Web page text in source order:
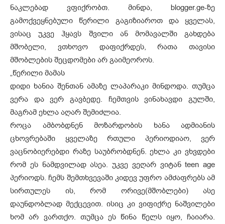
ნაკლებად ვფიქრობთ. მინდა, blogger.ge-ზე
გამოქვეყნებული წერილი გაგიზიაროთ და ყველას,
ვისაც უკვე ჰყავს შვილი ან მომავალში გახდება
მშობელი, ვთხოვო დაფიქრდეს, რათა თავისი
მშობლების შეცდომები არ გაიმეოროს.
„წერილი მამას
დიდი ხანია შენთან ამაზე ლაპარაკი მინდოდა. თუმცა
ვერა და ვერ გავბედე. ჩემთვის ვინახავდი გულში,
მაგრამ ეხლა აღარ შემიძლია.
როცა ამბობდნენ მოზარდობის ხანა ადმიანის
ცხოვრებაში ყველაზე რთული პერიოდიაო, ვერ
ვაცნობიერებდი რაზე საუბრობდნენ. ეხლა კი ვხვდები
რომ ეს ნამდვილად ასეა. უკვე ვეღარ ვიტან teen age
პერიოდს. ჩემს შემთხვევაში კიდევ უფრო ამძაფრებს ამ
სირთულეს ის, რომ ორივე(მშობლები) ასე
დაუნდობლად მექცევით. ისიც კი ვიფიქრე ნაშვილები
ხომ არ ვართქო. თუმცა ეს წინა წელს იყო, ჩაიარა.